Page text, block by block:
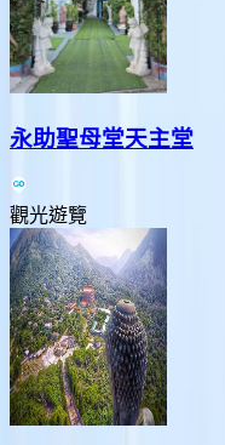
永助聖母堂天主堂
觀光遊覽